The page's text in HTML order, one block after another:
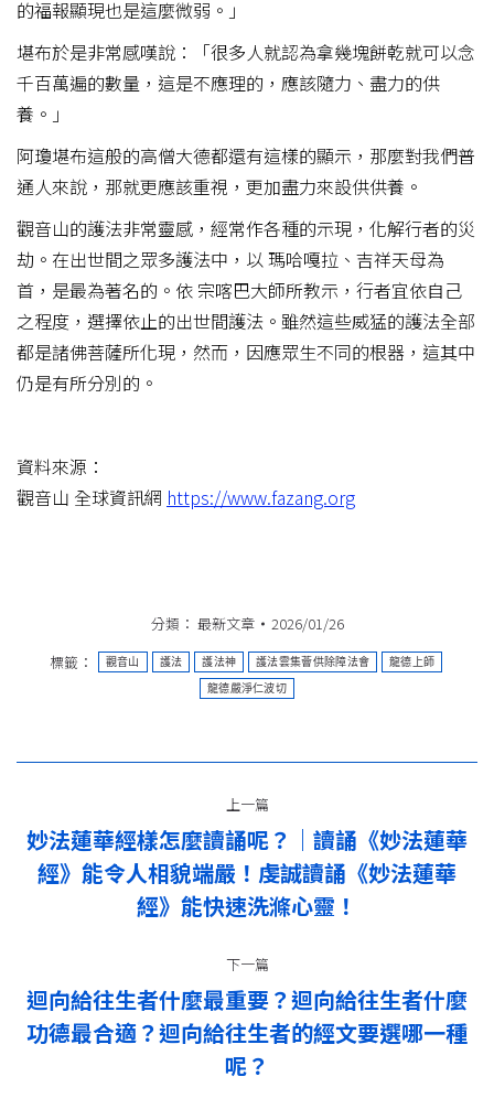
的福報顯現也是這麼微弱。」
堪布於是非常感嘆說：「很多人就認為拿幾塊餅乾就可以念
千百萬遍的數量，這是不應理的，應該隨力、盡力的供
養。」
阿瓊堪布這般的高僧大德都還有這樣的顯示，那麼對我們普
通人來說，那就更應該重視，更加盡力來設供供養。
觀音山的護法非常靈感，經常作各種的示現，化解行者的災
劫。在出世間之眾多護法中，以 瑪哈嘎拉、吉祥天母為
首，是最為著名的。依 宗喀巴大師所教示，行者宜依自己
之程度，選擇依止的出世間護法。雖然這些威猛的護法全部
都是諸佛菩薩所化現，然而，因應眾生不同的根器，這其中
仍是有所分別的。
資料來源：
觀音山 全球資訊網 https://www.fazang.org
分類： 最新文章
2026/01/26
標籤：
觀音山 護法 護法神 護法雲集薈供除障法會 龍德上師
龍德嚴淨仁波切
章
导
上一篇
上
一
妙法蓮華經樣怎麼讀誦呢？｜讀誦《妙法蓮華
經》能令人相貌端嚴！虔誠讀誦《妙法蓮華
經》能快速洗滌心靈！
下一篇
下
一
迴向給往生者什麼最重要？迴向給往生者什麼
功德最合適？迴向給往生者的經文要選哪一種
呢？